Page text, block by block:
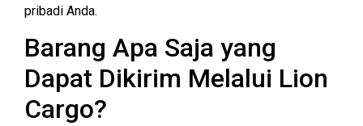
pribadi Anda.
Barang Apa Saja yang
Dapat Dikirim Melalui Lion
Cargo?